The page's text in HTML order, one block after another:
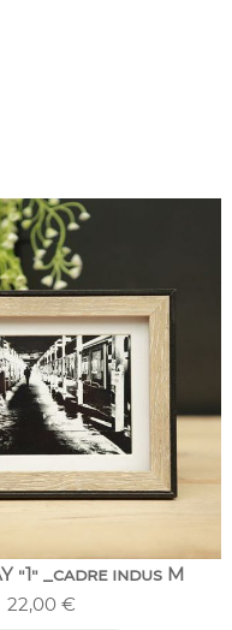
"1" _cadre indus M
22,00 €